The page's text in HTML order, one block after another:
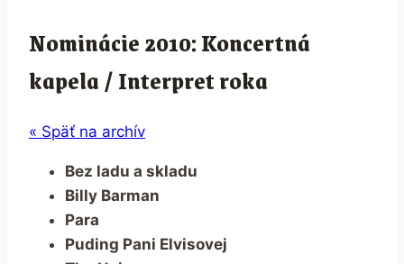
Nominácie 2010: Koncertná
kapela / Interpret roka
« Späť na archív
Bez ladu a skladu
Billy Barman
Para
Puding Pani Elvisovej